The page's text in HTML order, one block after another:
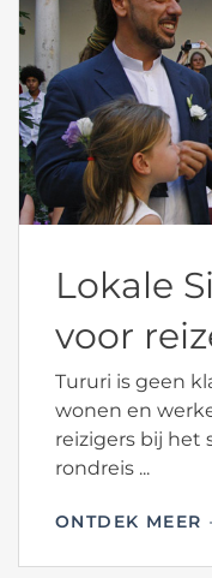
Lokale
voor
Tururi is geen
wonen en
reizigers bij het
rondreis ...
ONTDEK MEER